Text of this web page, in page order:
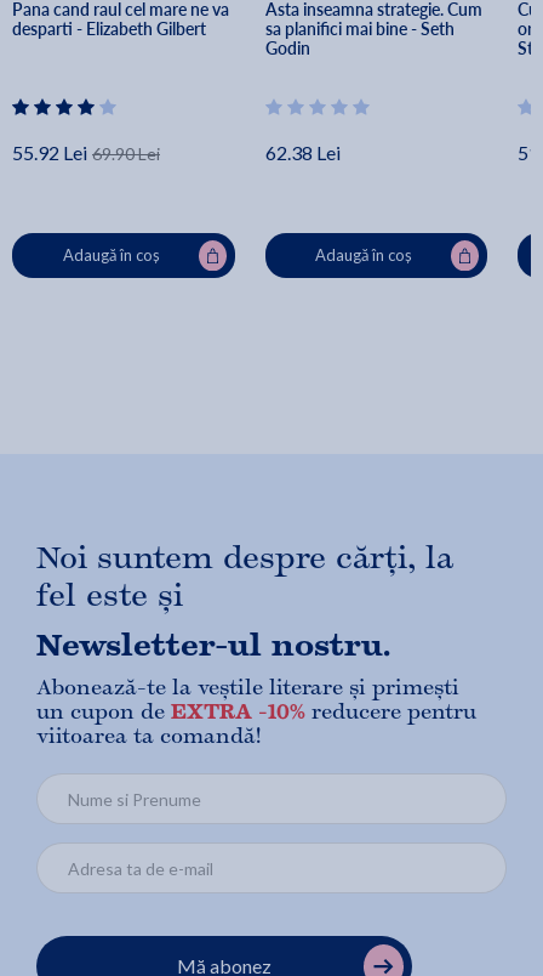
Pana cand raul cel mare ne va
desparti - Elizabeth Gilbert
55.92 Lei 69.90 Lei
Adaugă în coș
Asta inseamna strategie. Cum
sa planifici mai bine - Seth
Godin
62.38 Lei
Adaugă în coș
Noi suntem despre cărți, la
fel este și
Newsletter-ul nostru.
Abonează-te la veștile literare și primești
un cupon de EXTRA -10% reducere pentru
viitoarea ta comandă!
Mă abonez